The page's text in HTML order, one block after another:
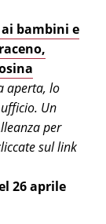
bambini e
aperta, lo
Un
per
sul link
26 aprile